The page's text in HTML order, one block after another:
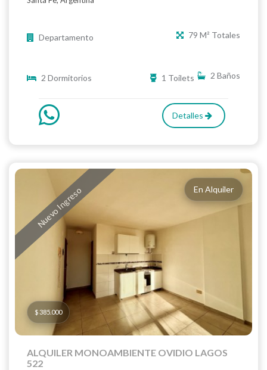
Departamento 79 M² Totales
2 Dormitorios 2 Baños
1 Toilets
Detalles
Nuevo Ingreso En Alquiler
$ 385.000
ALQUILER MONOAMBIENTE OVIDIO LAGOS
522